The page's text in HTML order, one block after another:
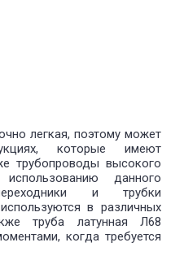
легкая, поэтому может
которые имеют
трубопроводы высокого
данного
и трубки
в различных
труба латунная Л68
когда требуется